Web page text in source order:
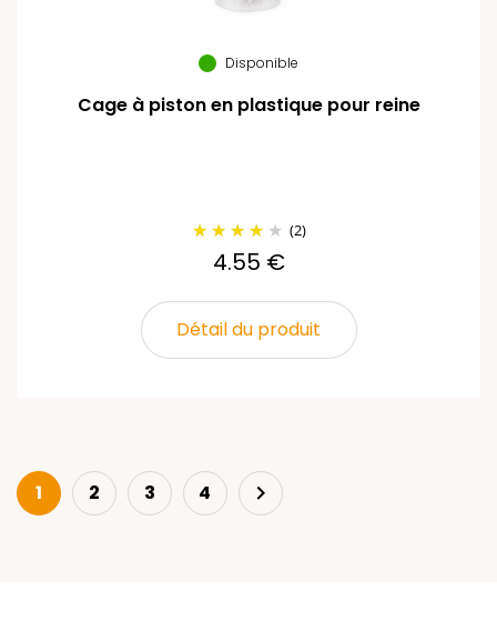
Disponible
Cage à piston en plastique pour reine
(2)
4.55 €
Détail du produit
1 2 3 4 Next
